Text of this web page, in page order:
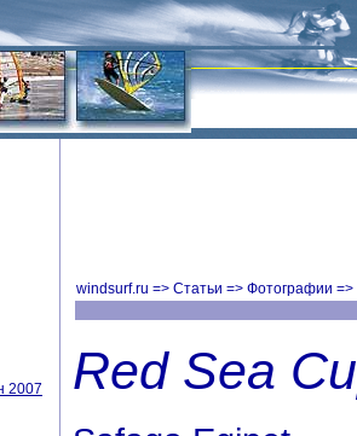
windsurf.ru => Статьи => Фотографии =>
Red Sea